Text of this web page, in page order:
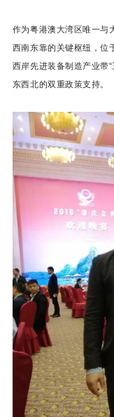
作为粤港澳大湾区唯一与
西南东靠的关键枢纽，
西岸先进装备制造产业带
东西北的双重政策支持。